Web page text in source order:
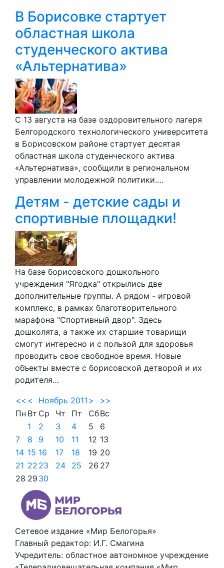
В Борисовке стартует
областная школа
студенческого актива
«Альтернатива»
С 13 августа на базе оздоровительного лагеря
Белгородского технологического университета
в Борисовском районе стартует десятая
областная школа студенческого актива
«Альтернатива», сообщили в региональном
управлении молодежной политики.…
Детям - детские сады и
спортивные площадки!
На базе борисовского дошкольного
учреждения "Ягодка" открылись две
дополнительные группы. А рядом - игровой
комплекс, в рамках благотворительного
марафона "Спортивный двор". Здесь
дошколята, а также их старшие товарищи
смогут интересно и с пользой для здоровья
проводить свое свободное время. Новые
объекты вместе с борисовской детворой и их
родителя…
<< < Ноябрь 2011 >
>>
Пн Вт Ср Чт Пт СбВс
1
2 3 4 5
6
7
8 9 10 11 12 13
14 15 16 17 18 19 20
21 22 23 24 25 26 27
28 29 30
Сетевое издание «Мир Белогорья»
Главный редактор: И.Г. Смагина
Учредитель: областное автономное учреждение